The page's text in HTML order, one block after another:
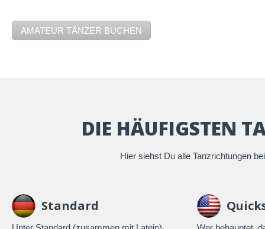
AMATEUR TÄNZER BUCHEN
DIE HÄUFIGSTEN
Hier siehst Du alle Tanzrichtungen
Standard